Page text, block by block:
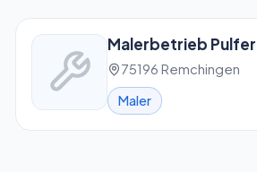
Malerbetrieb Pulfer
75196 Remchingen
Maler